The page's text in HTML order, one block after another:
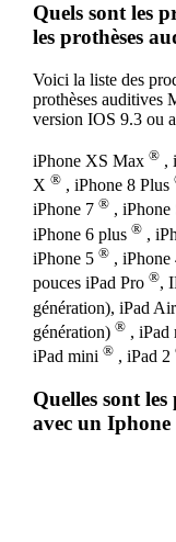
Quels sont les
les prothèses
Voici la liste des
prothèses auditives
version IOS 9.3 ou
iPhone XS Max ®,
X ®, iPhone 8 Plus
iPhone 7 ®, iPhone
iPhone 6 plus ®,
iPhone 5 ®, iPhone
pouces iPad Pro ®,
génération), iPad
génération) ®, iPad
iPad mini ®, iPad 2
Quelles sont
avec un Iphone